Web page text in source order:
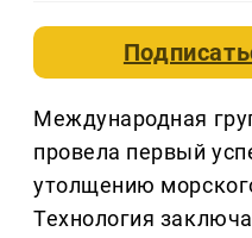
Международная
провела первый
утолщению
Технология